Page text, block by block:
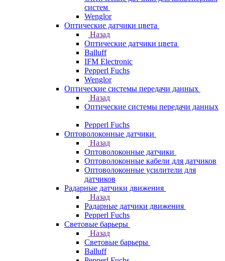
систем
Wenglor
Оптические датчики цвета
Назад
Оптические датчики цвета
Balluff
IFM Electronic
Pepperl Fuchs
Wenglor
Оптические системы передачи данных
Назад
Оптические системы передачи данных
Pepperl Fuchs
Оптоволоконные датчики
Назад
Оптоволоконные датчики
Оптоволоконные кабели для датчиков
Оптоволоконные усилители для
датчиков
Радарные датчики движения
Назад
Радарные датчики движения
Pepperl Fuchs
Световые барьеры
Назад
Световые барьеры
Balluff